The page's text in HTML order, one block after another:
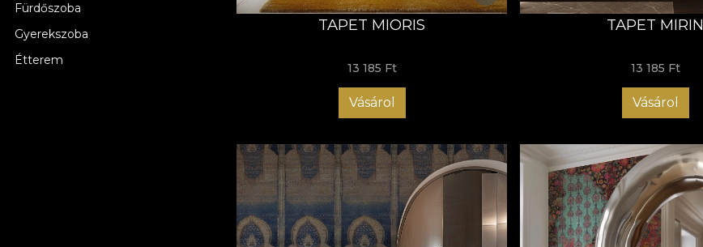
Fürdőszoba
Gyerekszoba
Étterem
TAPET MIORIS
13 185 Ft
Vásárol
TAPET MIRIN
13 185 Ft
Vásárol